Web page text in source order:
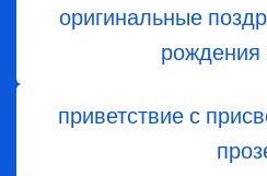
оригинальные
рождения
приветствие с